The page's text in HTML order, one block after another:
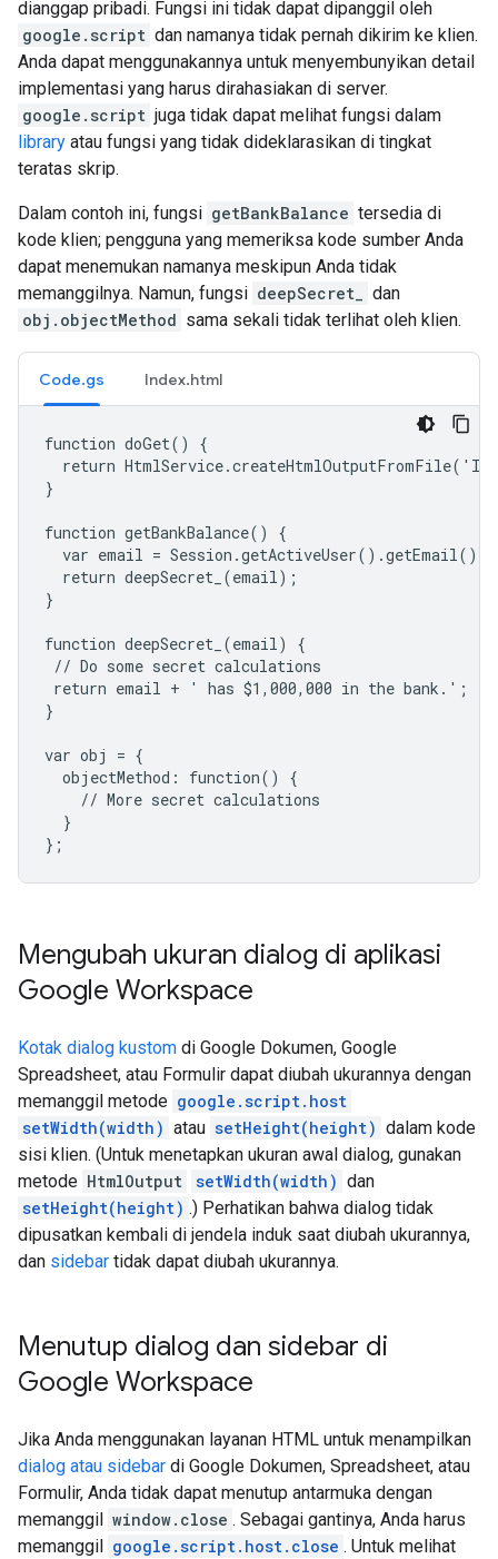
dianggap pribadi. Fungsi ini tidak dapat dipanggil oleh
google.script dan namanya tidak pernah dikirim ke klien.
Anda dapat menggunakannya untuk menyembunyikan detail
implementasi yang harus dirahasiakan di server.
google.script juga tidak dapat melihat fungsi dalam
library atau fungsi yang tidak dideklarasikan di tingkat
teratas skrip.
Dalam contoh ini, fungsi getBankBalance tersedia di
kode klien; pengguna yang memeriksa kode sumber Anda
dapat menemukan namanya meskipun Anda tidak
memanggilnya. Namun, fungsi deepSecret_
dan
obj.objectMethod sama sekali tidak terlihat oleh klien.
Code.gs Index.html
function doGet() {
return
}
function getBankBalance() {
  var email = Session.getActiveUser().getEmail()
  return deepSecret_(email);
}
function deepSecret_(email) {
// Do some secret calculations
return email + ' has $1,000,000 in the bank.';
}
var obj = {
  objectMethod: function() {
    // More secret calculations
  }
};
Mengubah ukuran dialog di aplikasi
Google Workspace
Kotak dialog kustom di Google Dokumen, Google
Spreadsheet, atau Formulir dapat diubah ukurannya dengan
memanggil metode google.script.host
setWidth(width) atau setHeight(height) dalam kode
sisi klien. (Untuk menetapkan ukuran awal dialog, gunakan
metode HtmlOutput setWidth(width) dan
setHeight(height) .) Perhatikan bahwa dialog tidak
dipusatkan kembali di jendela induk saat diubah ukurannya,
dan sidebar tidak dapat diubah ukurannya.
Menutup dialog dan sidebar di
Google Workspace
Jika Anda menggunakan layanan HTML untuk menampilkan
dialog atau sidebar di Google Dokumen, Spreadsheet, atau
Formulir, Anda tidak dapat menutup antarmuka dengan
memanggil window.close . Sebagai gantinya, Anda harus
memanggil google.script.host.close . Untuk melihat